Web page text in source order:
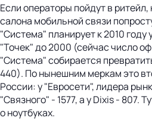
Если операторы пойдут в
салона мобильной связи
"Система" планирует к 2010 году
"Точек" до 2000 (сейчас число
"Система" собирается
440). По нынешним меркам это
России: у "Евросети", лидера
"Связного" - 1577, а у Dixis - 807.
о ноутбуках.